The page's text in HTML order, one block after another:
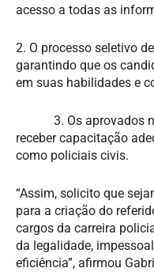
acesso a todas as
2. O processo seletivo
garantindo que os
em suas habilidades e
3. Os aprovados no
receber capacitação
como policiais civis.
“Assim, solicito que
para a criação do
cargos da carreira
da legalidade,
eficiência”, afirmou